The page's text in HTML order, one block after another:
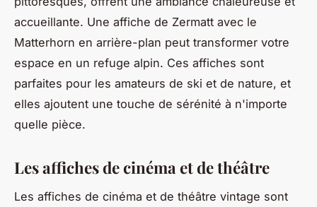
accueillante. Une affiche de Zermatt avec le
Matterhorn en arrière-plan peut transformer votre
espace en un refuge alpin. Ces affiches sont
parfaites pour les amateurs de ski et de nature, et
elles ajoutent une touche de sérénité à n'importe
quelle pièce.
Les affiches de cinéma et de théâtre
Les affiches de cinéma et de théâtre vintage sont